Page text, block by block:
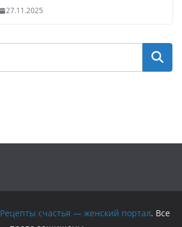
27.11.2025
Рецепты счастья — женский портал. Все